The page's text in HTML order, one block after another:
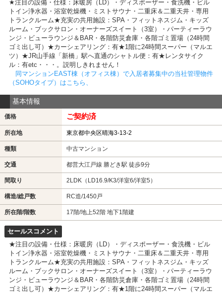
★注目の設備・仕様：床暖房（LD）・ディスポーザー・食洗機・ビル
トイン浄水器・浴室乾燥機・ミストサウナ・二重床＆二重天井・専用
トランクルーム★充実の共用施設：SPA・フィットネスジム・キッズ
ルーム・ブックサロン・オーナーズスイート（3室）・パーティーラウ
ンジ・ビューラウンジ＆BAR・各階防災倉庫・各階ゴミ置場（24時間
ゴミ出し可）★カーシェアリング：有★1階に24時間スーパー（マルエ
ツ）★JR山手線「新橋」駅へ直通のシャトル便：有★レンタサイク
ル：有etc・・・。説明しきれません！
同マンションEAST棟（オフィス棟）で入居者募集中の当社管理物件
（SOHOタイプ）はこちら、
基本情報
価格 ご契約済
所在地 東京都中央区晴海3-13-2
種類 中古マンション
交通 都営大江戸線 勝どき駅 徒歩9分
間取り 2LDK（LD16.9/K3/洋室6/洋室5）
構造/総戸数 RC造/1450戸
所在階/階数 17階/地上52階 地下1階建
セールスコメント
★注目の設備・仕様：床暖房（LD）・ディスポーザー・食洗機・ビル
トイン浄水器・浴室乾燥機・ミストサウナ・二重床＆二重天井・専用
トランクルーム★充実の共用施設：SPA・フィットネスジム・キッズ
ルーム・ブックサロン・オーナーズスイート（3室）・パーティーラウ
ンジ・ビューラウンジ＆BAR・各階防災倉庫・各階ゴミ置場（24時間
ゴミ出し可）★カーシェアリング：有★1階に24時間スーパー（マルエ